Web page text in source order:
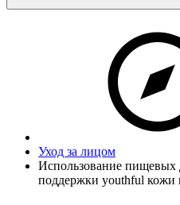
Уход за лицом
Использование пищевых
поддержки youthful кожи